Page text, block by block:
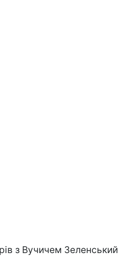
з Вучичем Зеленський